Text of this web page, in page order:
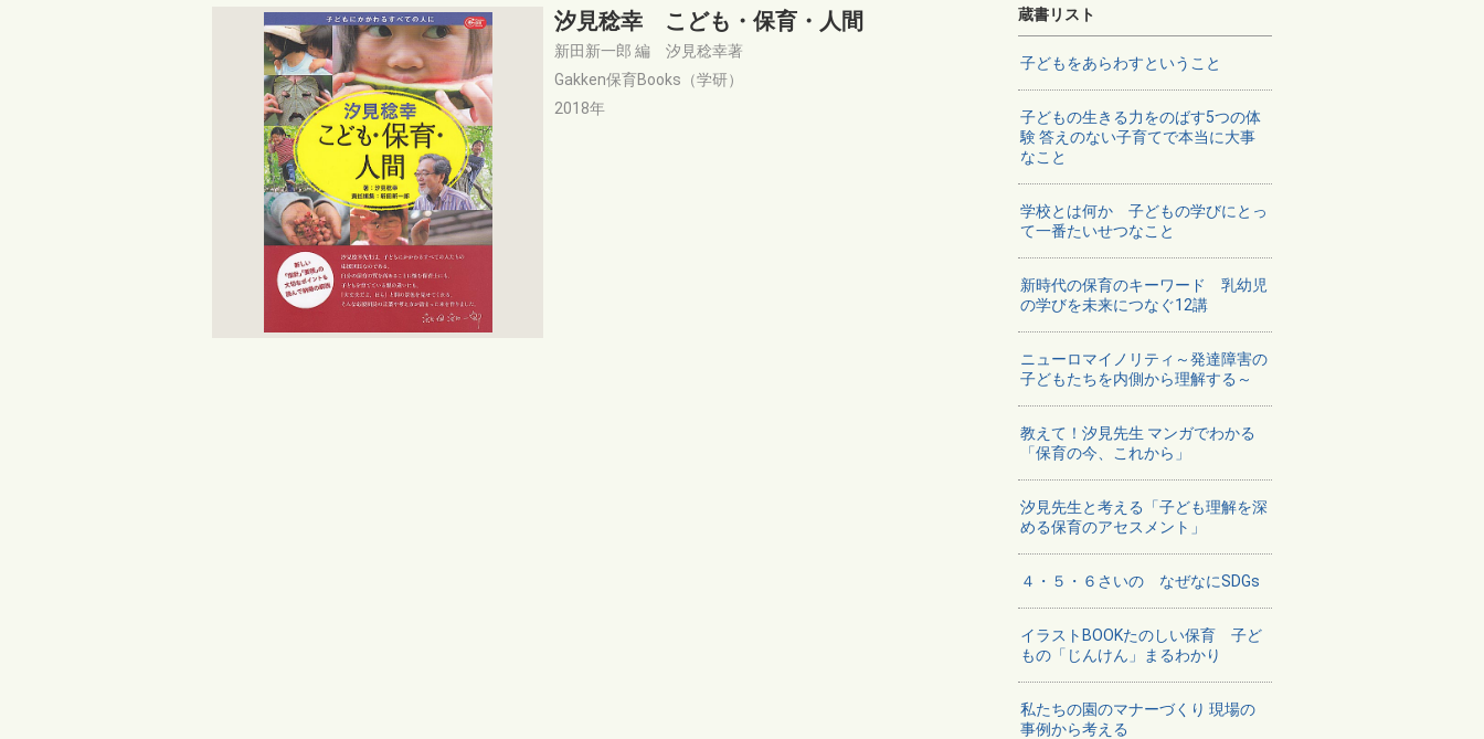
汐見稔幸 こども・保育・人間
新田新一郎 編 汐見稔幸著
Gakken保育Books（学研）
2018年
蔵書リスト
子どもをあらわすということ
子どもの生きる力をのばす5つの体
験 答えのない子育てで本当に大事
なこと
学校とは何か 子どもの学びにとっ
て一番たいせつなこと
新時代の保育のキーワード 乳幼児
の学びを未来につなぐ12講
ニューロマイノリティ～発達障害の
子どもたちを内側から理解する～
教えて！汐見先生 マンガでわかる
「保育の今、これから」
汐見先生と考える「子ども理解を深
める保育のアセスメント」
４・５・６さいの なぜなにSDGs
イラストBOOKたのしい保育 子ど
もの「じんけん」まるわかり
私たちの園のマナーづくり 現場の
事例から考える